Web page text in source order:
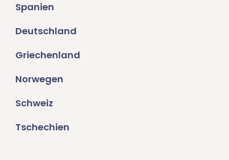
Spanien
Deutschland
Griechenland
Norwegen
Schweiz
Tschechien